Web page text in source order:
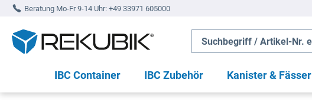
Zur Hauptnavigation springen
Beratung Mo-Fr 9-14 Uhr: +49 33971 605000
IBC Container IBC Zubehör Kanister & Fässer